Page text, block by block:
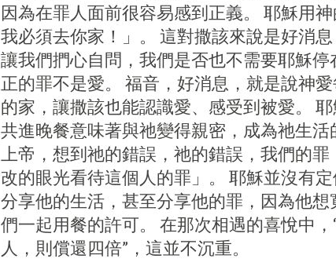
因為在罪人面前很容易感到正義。 耶穌用
我必須去你家！」。 這對撒該來說是好消
讓我們捫心自問，我們是否也不需要耶穌
正的罪不是愛。 福音，好消息，就是說神
的家，讓撒該也能認識愛、感受到被愛。
共進晚餐意味著與祂變得親密，成為祂生
上帝，想到祂的錯誤，祂的錯誤，我們的
改的眼光看待這個人的罪」。 耶穌並沒有
分享他的生活，甚至分享他的罪，因為他
們一起用餐的許可。 在那次相遇的喜悅中
人，則償還四倍”，這並不沉重。